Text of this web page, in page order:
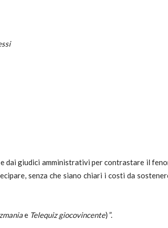
dai giudici amministrativi per contrastare il
senza che siano chiari i costi da
e Telequiz giocovincente) ”.